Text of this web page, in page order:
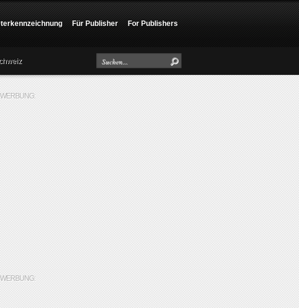
Für Publisher For Publishers
WERBUNG:
WERBUNG: